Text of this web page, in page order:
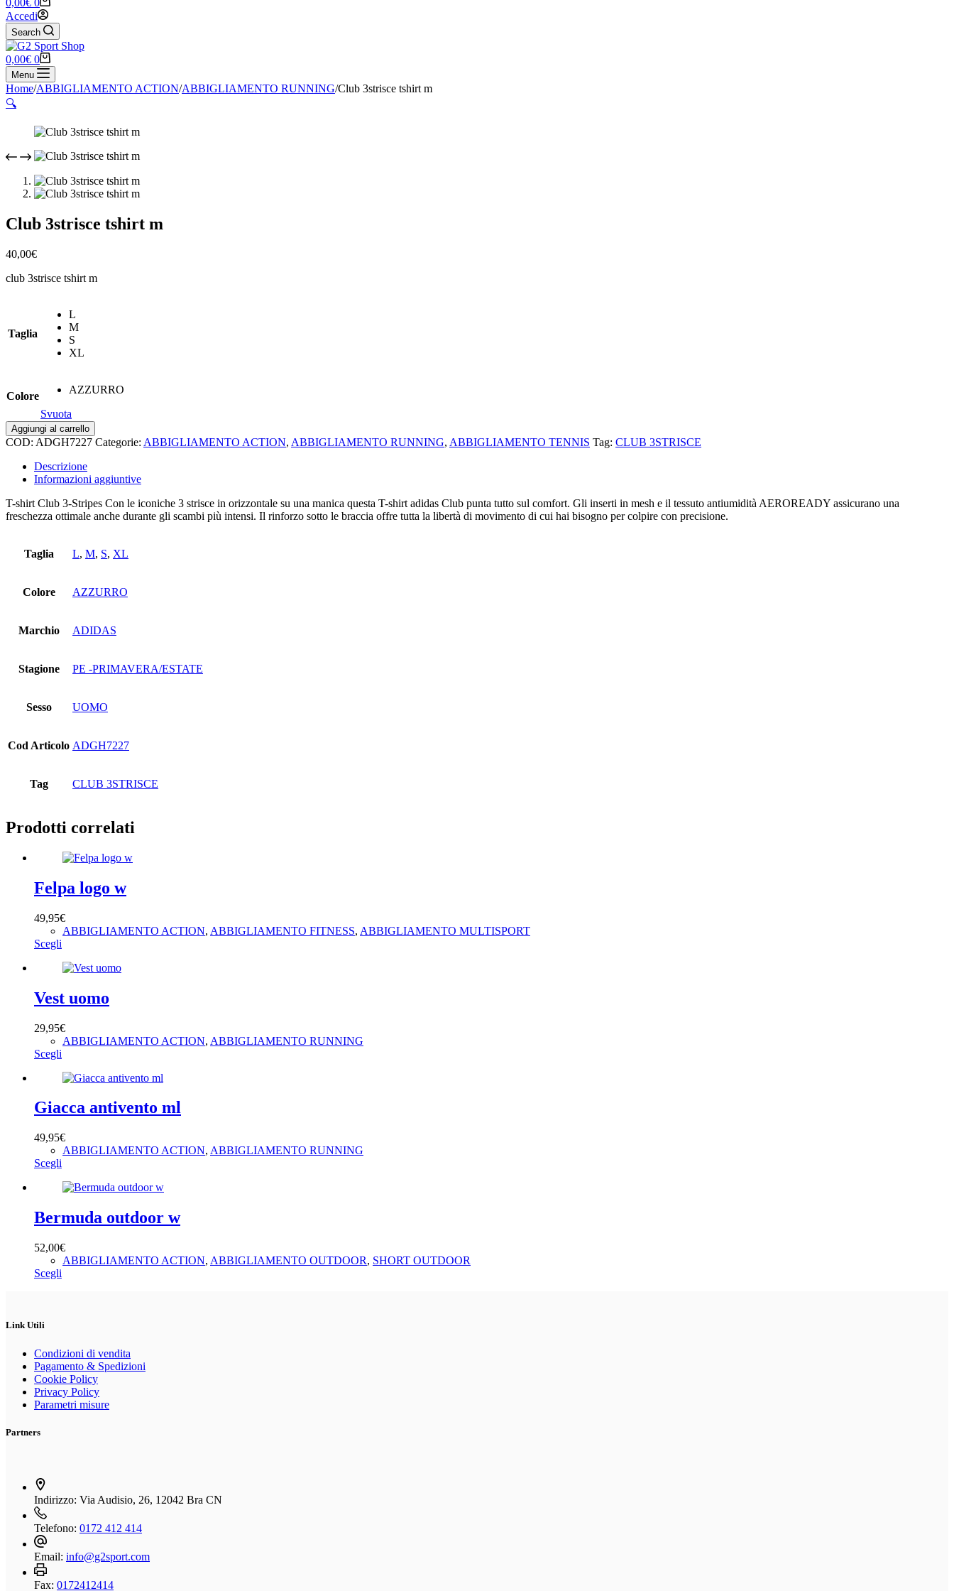
0,00€ 0
Accedi
Search
Carrello
0,00€ 0
Menu
Home/ABBIGLIAMENTO ACTION/ABBIGLIAMENTO RUNNING/Club 3strisce tshirt m
🔍
Club 3strisce tshirt m
40,00€
club 3strisce tshirt m
Taglia
L
M
S
XL
Colore
AZZURRO
Svuota
Club
3strisce
quantità
Aggiungi al carrello
COD: ADGH7227 Categorie: ABBIGLIAMENTO ACTION, ABBIGLIAMENTO RUNNING, ABBIGLIAMENTO TENNIS Tag: CLUB 3STRISCE
Descrizione
Informazioni aggiuntive
T-shirt Club 3-Stripes Con le iconiche 3 strisce in orizzontale su una manica questa T-shirt adidas Club punta tutto sul comfort. Gli inserti in mesh e il tessuto antiumidità AEROREADY assicurano una
freschezza ottimale anche durante gli scambi più intensi. Il rinforzo sotto le braccia offre tutta la libertà di movimento di cui hai bisogno per colpire con precisione.
Taglia L, M, S, XL
Colore AZZURRO
Marchio ADIDAS
Stagione PE -PRIMAVERA/ESTATE
Sesso UOMO
Cod Articolo ADGH7227
Tag CLUB 3STRISCE
Prodotti correlati
Felpa logo w
49,95€
ABBIGLIAMENTO ACTION, ABBIGLIAMENTO FITNESS, ABBIGLIAMENTO MULTISPORT
Scegli
ha
varianti.
Le
possono
essere
scelte
nella
pagina
prodotto
Vest uomo
29,95€
ABBIGLIAMENTO ACTION, ABBIGLIAMENTO RUNNING
Scegli
ha
varianti.
Le
possono
essere
scelte
nella
pagina
prodotto
Giacca antivento ml
49,95€
ABBIGLIAMENTO ACTION, ABBIGLIAMENTO RUNNING
Scegli
ha
varianti.
Le
possono
essere
scelte
Bermuda outdoor w
52,00€
ABBIGLIAMENTO ACTION, ABBIGLIAMENTO OUTDOOR, SHORT OUTDOOR
Scegli
opzioni
possono
essere
scelte
nella
pagina
Link Utili
Condizioni di vendita
Pagamento & Spedizioni
Cookie Policy
Privacy Policy
Parametri misure
Partners
Indirizzo: Via Audisio, 26, 12042 Bra CN
Telefono: 0172 412 414
Email: info@g2sport.com
Fax: 0172412414